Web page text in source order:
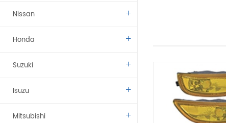
Nissan
Honda
Suzuki
Isuzu
Mitsubishi